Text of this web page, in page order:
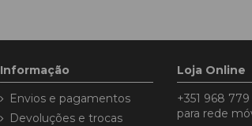
Informação
Envios e pagamentos
Devoluções e trocas
Loja Online
+351 968 779
para rede